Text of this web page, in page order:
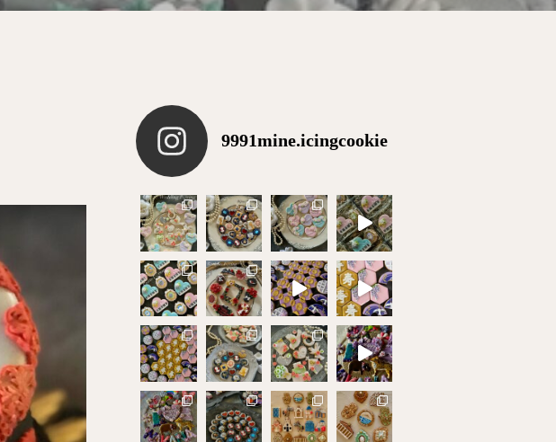
9991mine.icingcookie